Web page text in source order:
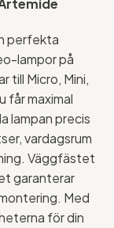
perfekta
lampor på
till Micro, Mini,
får maximal
lampan precis
vardagsrum
Väggfästet
garanterar
Med
för din